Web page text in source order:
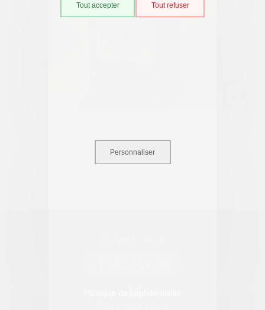
Tout accepter Tout refuser
Personnaliser